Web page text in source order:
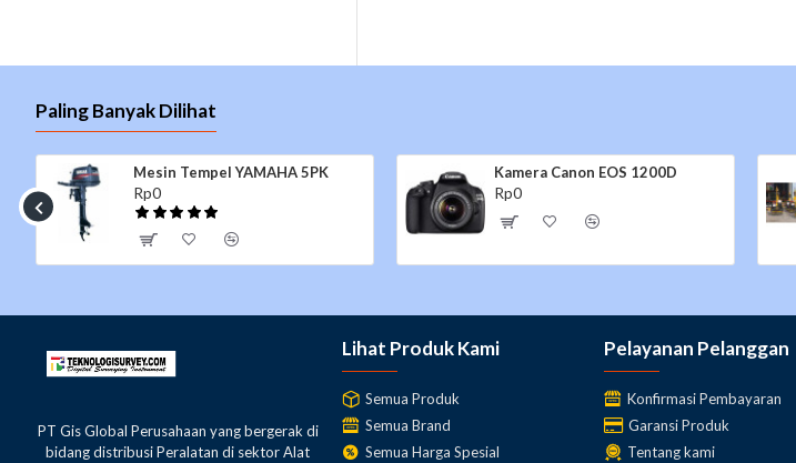
Paling Banyak Dilihat
Mesin Tempel YAMAHA 5PK
Rp0
Kamera Canon EOS 1200D
Rp0
PT Gis Global Perusahaan yang bergerak di
bidang distribusi Peralatan di sektor Alat
Lihat Produk Kami
Semua Produk
Semua Brand
Semua Harga Spesial
Pelayanan Pelanggan
Konfirmasi Pembayaran
Garansi Produk
Tentang kami